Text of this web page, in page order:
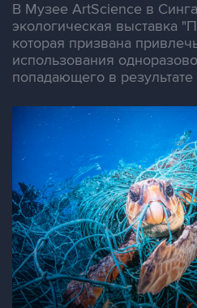
В Музее ArtScience в
экологическая выставка
которая призвана
использования
попадающего в